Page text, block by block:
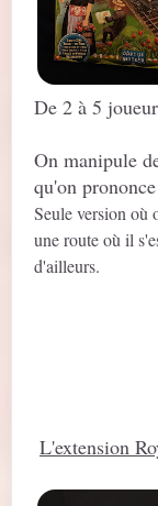
De 2 à 5
On manipule
qu'on
Seule version où
une route où il
d'ailleurs.
L'extension